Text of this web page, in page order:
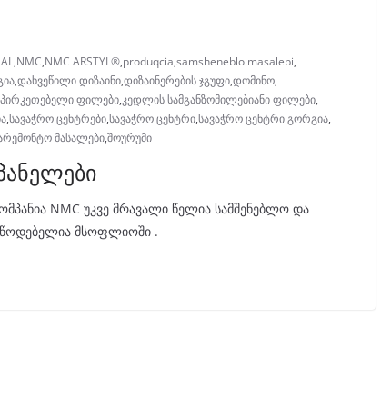
,NMC,NMC ARSTYL®,produqcia,samsheneblo masalebi,
,დახვეწილი დიზაინი,დიზაინერების ჯგუფი,დომინო,
ფილები,კედლის სამგანზომილებიანი ფილები,
,სავაჭრო ცენტრები,სავაჭრო ცენტრი,სავაჭრო ცენტრი გორგია,
მასალები,შოურუმი
NMC უკვე მრავალი წელია სამშენებლო და
მსოფლიოში .